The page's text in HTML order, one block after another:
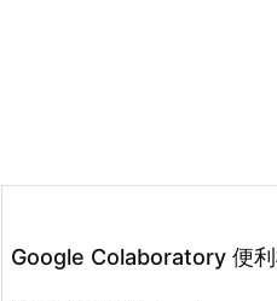
Google Colaboratory 便利